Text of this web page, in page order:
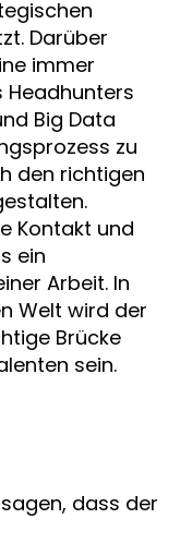
Darüber
immer
Headhunters
Big Data
zu
den richtigen
Kontakt und
ein
Arbeit. In
Welt wird der
Brücke
sein.
dass der